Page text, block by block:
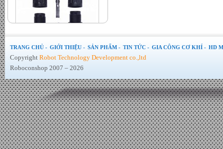
Jack MC4 đầu bấm chính hãng
TRANG CHỦ - GIỚI THIỆU - SẢN PHẨM - TIN TỨC - GIA CÔNG CƠ KHÍ - HD
Copyright Robot Technology Development co.,ltd
Roboconshop 2007 – 2026